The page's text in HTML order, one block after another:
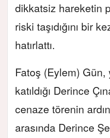
dikkatsiz hareketin
riski taşıdığını bir
hatırlattı.
Fatoş (Eylem) Gün,
katıldığı Derince
cenaze törenin
arasında Derince